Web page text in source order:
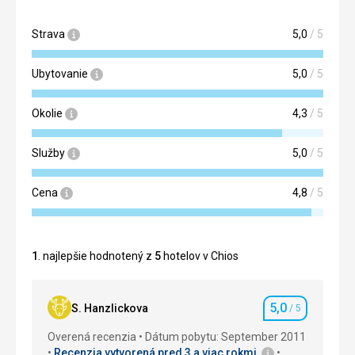
Strava 5,0 / 5
Ubytovanie 5,0 / 5
Okolie 4,3 / 5
Služby 5,0 / 5
Cena 4,8 / 5
1 . najlepšie hodnotený z 5 hotelov v Chios
S. Hanzlickova Hodnotenie
5,0 / 5
Overená recenzia
Dátum pobytu: September 2011
Recenzia vytvorená pred 3 a viac rokmi